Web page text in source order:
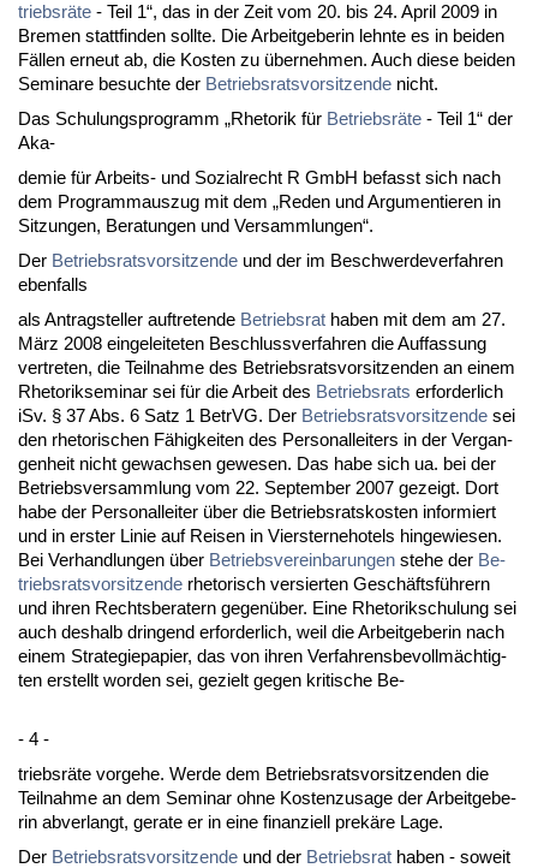
triebsräte - Teil 1“, das in der Zeit vom 20. bis 24. April 2009 in
Bre­men statt­fin­den soll­te. Die Ar­beit­ge­be­rin lehn­te es in bei­den
Fällen er­neut ab, die Kos­ten zu über­neh­men. Auch die­se bei­den
Se­mi­na­re be­such­te der Be­triebs­rats­vor­sit­zen­de nicht.
Das Schu­lungs­pro­gramm „Rhe­to­rik für Be­triebsräte - Teil 1“ der
Aka-
de­mie für Ar­beits- und So­zi­al­recht R GmbH be­fasst sich nach
dem Pro­gramm­aus­zug mit dem „Re­den und Ar­gu­men­tie­ren in
Sit­zun­gen, Be­ra­tun­gen und Ver­samm­lun­gen“.
Der Be­triebs­rats­vor­sit­zen­de und der im Be­schwer­de­ver­fah­ren
eben­falls
als An­trag­stel­ler auf­tre­ten­de Be­triebs­rat ha­ben mit dem am 27.
März 2008 ein­ge­lei­te­ten Be­schluss­ver­fah­ren die Auf­fas­sung
ver­tre­ten, die Teil­nah­me des Be­triebs­rats­vor­sit­zen­den an ei­nem
Rhe­to­rikse­mi­nar sei für die Ar­beit des Be­triebs­rats er­for­der­lich
iSv. § 37 Abs. 6 Satz 1 Be­trVG. Der Be­triebs­rats­vor­sit­zen­de sei
den rhe­to­ri­schen Fähig­kei­ten des Per­so­nal­lei­ters in der Ver­gan­
gen­heit nicht ge­wach­sen ge­we­sen. Das ha­be sich ua. bei der
Be­triebs­ver­samm­lung vom 22. Sep­tem­ber 2007 ge­zeigt. Dort
ha­be der Per­so­nal­lei­ter über die Be­triebs­rats­kos­ten in­for­miert
und in ers­ter Li­nie auf Rei­sen in Vier­ster­ne­ho­tels hin­ge­wie­sen.
Bei Ver­hand­lun­gen über Be­triebs­ver­ein­ba­run­gen ste­he der Be­
triebs­rats­vor­sit­zen­de rhe­to­risch ver­sier­ten Geschäftsführern
und ih­ren Rechts­be­ra­tern ge­genüber. Ei­ne Rhe­to­rik­schu­lung sei
auch des­halb drin­gend er­for­der­lich, weil die Ar­beit­ge­be­rin nach
ei­nem Stra­te­gie­pa­pier, das von ih­ren Ver­fah­rens­be­vollmäch­tig­
ten er­stellt wor­den sei, ge­zielt ge­gen kri­ti­sche Be-
- 4 -
triebsräte vor­ge­he. Wer­de dem Be­triebs­rats­vor­sit­zen­den die
Teil­nah­me an dem Se­mi­nar oh­ne Kos­ten­zu­sa­ge der Ar­beit­ge­be­
rin ab­ver­langt, ge­ra­te er in ei­ne fi­nan­zi­ell prekäre La­ge.
Der Be­triebs­rats­vor­sit­zen­de und der Be­triebs­rat ha­ben - so­weit